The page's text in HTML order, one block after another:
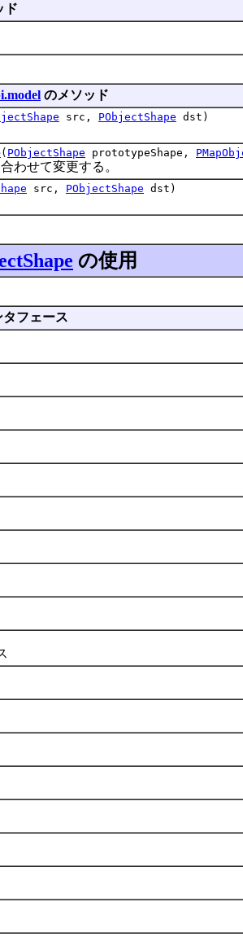
ド
のメソッド
src, PObjectShape dst)
( PObjectShape prototypeShape,
せて変更する。
src, PObjectShape dst)
の使用
フェース